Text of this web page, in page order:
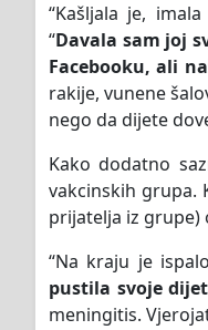
“Kašljala je,
“Davala sam joj
Facebooku, ali
rakije, vunene
nego da dijete
Kako dodatno
vakcinskih grupa.
prijatelja iz
“Na kraju je
pustila svoje
meningitis.